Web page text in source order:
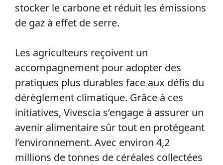
stocker le carbone et réduit les émissions
de gaz à effet de serre.
Les agriculteurs reçoivent un
accompagnement pour adopter des
pratiques plus durables face aux défis du
dérèglement climatique. Grâce à ces
initiatives, Vivescia s’engage à assurer un
avenir alimentaire sûr tout en protégeant
l’environnement. Avec environ 4,2
millions de tonnes de céréales collectées